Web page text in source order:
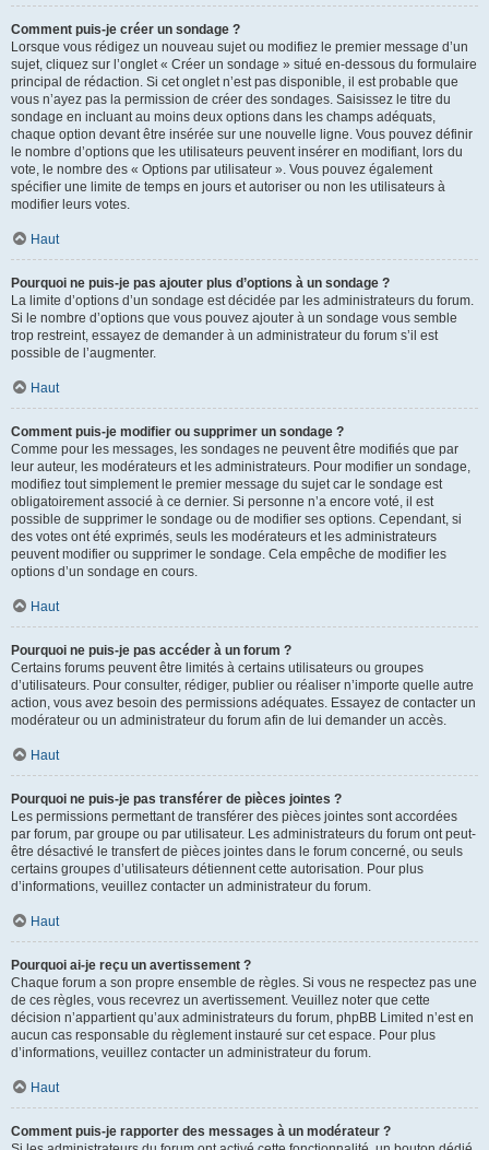
Comment puis-je créer un sondage ?
Lorsque vous rédigez un nouveau sujet ou modifiez le premier message d’un
sujet, cliquez sur l’onglet « Créer un sondage » situé en-dessous du formulaire
principal de rédaction. Si cet onglet n’est pas disponible, il est probable que
vous n’ayez pas la permission de créer des sondages. Saisissez le titre du
sondage en incluant au moins deux options dans les champs adéquats,
chaque option devant être insérée sur une nouvelle ligne. Vous pouvez définir
le nombre d’options que les utilisateurs peuvent insérer en modifiant, lors du
vote, le nombre des « Options par utilisateur ». Vous pouvez également
spécifier une limite de temps en jours et autoriser ou non les utilisateurs à
modifier leurs votes.
Haut
Pourquoi ne puis-je pas ajouter plus d’options à un sondage ?
La limite d’options d’un sondage est décidée par les administrateurs du forum.
Si le nombre d’options que vous pouvez ajouter à un sondage vous semble
trop restreint, essayez de demander à un administrateur du forum s’il est
possible de l’augmenter.
Haut
Comment puis-je modifier ou supprimer un sondage ?
Comme pour les messages, les sondages ne peuvent être modifiés que par
leur auteur, les modérateurs et les administrateurs. Pour modifier un sondage,
modifiez tout simplement le premier message du sujet car le sondage est
obligatoirement associé à ce dernier. Si personne n’a encore voté, il est
possible de supprimer le sondage ou de modifier ses options. Cependant, si
des votes ont été exprimés, seuls les modérateurs et les administrateurs
peuvent modifier ou supprimer le sondage. Cela empêche de modifier les
options d’un sondage en cours.
Haut
Pourquoi ne puis-je pas accéder à un forum ?
Certains forums peuvent être limités à certains utilisateurs ou groupes
d’utilisateurs. Pour consulter, rédiger, publier ou réaliser n’importe quelle autre
action, vous avez besoin des permissions adéquates. Essayez de contacter un
modérateur ou un administrateur du forum afin de lui demander un accès.
Haut
Pourquoi ne puis-je pas transférer de pièces jointes ?
Les permissions permettant de transférer des pièces jointes sont accordées
par forum, par groupe ou par utilisateur. Les administrateurs du forum ont peut-
être désactivé le transfert de pièces jointes dans le forum concerné, ou seuls
certains groupes d’utilisateurs détiennent cette autorisation. Pour plus
d’informations, veuillez contacter un administrateur du forum.
Haut
Pourquoi ai-je reçu un avertissement ?
Chaque forum a son propre ensemble de règles. Si vous ne respectez pas une
de ces règles, vous recevrez un avertissement. Veuillez noter que cette
décision n’appartient qu’aux administrateurs du forum, phpBB Limited n’est en
aucun cas responsable du règlement instauré sur cet espace. Pour plus
d’informations, veuillez contacter un administrateur du forum.
Haut
Comment puis-je rapporter des messages à un modérateur ?